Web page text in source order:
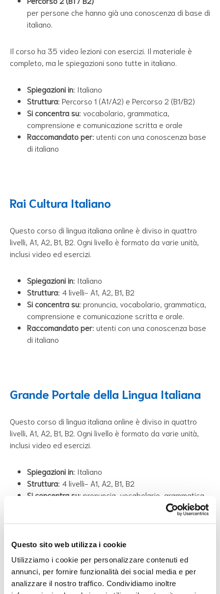
Questo sito web utilizza i cookie
Utilizziamo i cookie per personalizzare contenuti ed
annunci, per fornire funzionalità dei social media e per
analizzare il nostro traffico. Condividiamo inoltre
per persone che hanno già una conoscenza di base di
italiano.
Il corso ha 35 video lezioni con esercizi. Il materiale è
completo, ma le spiegazioni sono tutte in italiano.
Spiegazioni in: Italiano
Struttura: Percorso 1 (A1/A2) e Percorso 2 (B1/B2)
Si concentra su: vocabolario, grammatica,
comprensione e comunicazione scritta e orale
Raccomandato per: utenti con una conoscenza base
di italiano
Rai Cultura Italiano
Questo corso di lingua italiana online è diviso in quattro
livelli, A1, A2, B1, B2. Ogni livello è formato da varie unità,
inclusi video ed esercizi.
Spiegazioni in: Italiano
Struttura: 4 livelli- A1, A2, B1, B2
Si concentra su: pronuncia, vocabolario, grammatica,
comprensione e comunicazione scritta e orale.
Raccomandato per: utenti con una conoscenza base
di italiano
Grande Portale della Lingua Italiana
Questo corso di lingua italiana online è diviso in quattro
livelli, A1, A2, B1, B2. Ogni livello è formato da varie unità,
inclusi video ed esercizi.
Spiegazioni in: Italiano
Struttura: 4 livelli- A1, A2, B1, B2
Si concentra su: pronuncia, vocabolario, grammatica,
comprensione e comunicazione scritta e orale.
: utenti con una conoscenza base
Università per Rifugiati